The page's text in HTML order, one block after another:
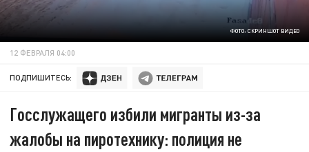
ФОТО: СКРИНШОТ ВИДЕО
12 ФЕВРАЛЯ 04:00
ПОДПИШИТЕСЬ:
Госслужащего избили мигранты из-за
жалобы на пиротехнику: полиция не